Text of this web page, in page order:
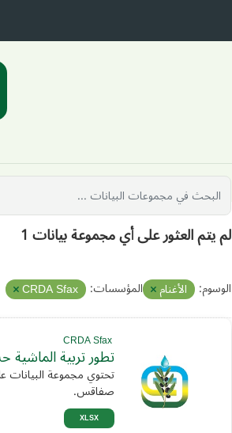
لم يتم العثور على أي مجموعة بيانات 1
الوسوم: الأغنام المؤسسات: CRDA Sfax
تطور تربية
تحتوي مجموعة
صفاقس.
XLSX